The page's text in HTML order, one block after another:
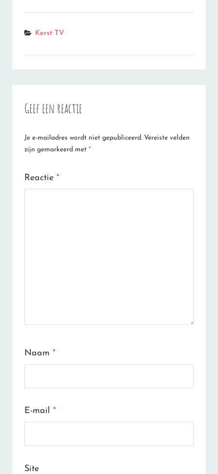
Categories
Kerst TV
Geef een reactie
Je e-mailadres wordt niet gepubliceerd. Vereiste velden
zijn gemarkeerd met *
Reactie *
Naam *
E-mail *
Site